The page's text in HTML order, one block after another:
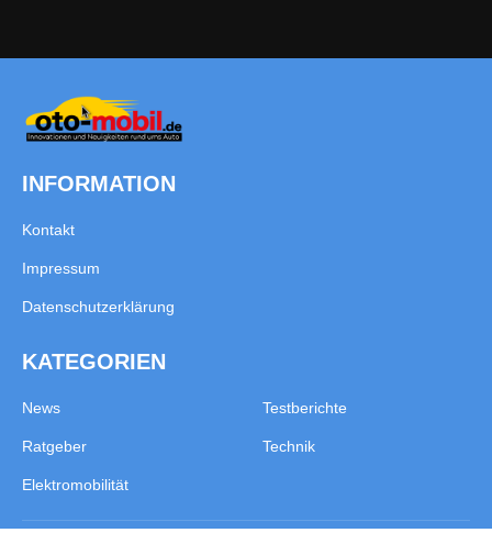
INFORMATION
Kontakt
Impressum
Datenschutzerklärung
KATEGORIEN
News Testberichte
Ratgeber Technik
Elektromobilität